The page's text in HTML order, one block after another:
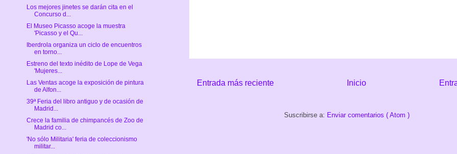
Entrada más reciente Inicio
Suscribirse a: Enviar comentarios ( Atom )
Los mejores jinetes se darán cita en el
Concurso d...
El Museo Picasso acoge la muestra
'Picasso y el Qu...
Iberdrola organiza un ciclo de encuentros
en torno...
Estreno del texto inédito de Lope de Vega
'Mujeres...
Las Ventas acoge la exposición de pintura
de Alfon...
39ª Feria del libro antiguo y de ocasión de
Madrid...
Crece la familia de chimpancés de Zoo de
Madrid co...
'No sólo Militaria' feria de coleccionismo
militar...